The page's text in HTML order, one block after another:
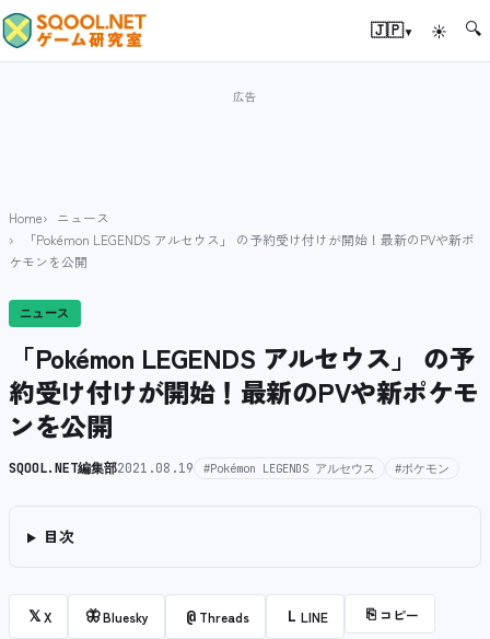
🇯🇵▾ ☀ 🔍
Home
ニュース
「Pokémon LEGENDS アルセウス」 の予約受け付けが開始！最新のPVや新ポ
ケモンを公開
ニュース
「Pokémon LEGENDS アルセウス」 の予
約受け付けが開始！最新のPVや新ポケモ
ンを公開
SQOOL.NET編集部2021.08.19 #Pokémon LEGENDS アルセウス #ポケモン
目次
𝕏X 🦋Bluesky @ Threads L LINE ⎘ コピー